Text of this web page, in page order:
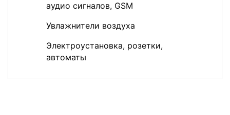
аудио сигналов, GSM
Увлажнители воздуха
Электроустановка, розетки,
автоматы